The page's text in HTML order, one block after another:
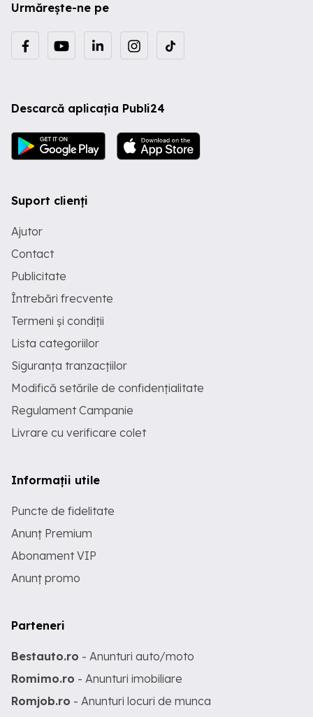
Urmărește-ne pe
Descarcă aplicația Publi24
Suport clienți
Ajutor
Contact
Publicitate
Întrebări frecvente
Termeni și condiții
Lista categoriilor
Siguranța tranzacțiilor
Modifică setările de confidențialitate
Regulament Campanie
Livrare cu verificare colet
Informații utile
Puncte de fidelitate
Anunț Premium
Abonament VIP
Anunț promo
Parteneri
Bestauto.ro - Anunturi auto/moto
Romimo.ro - Anunturi imobiliare
Romjob.ro - Anunturi locuri de munca